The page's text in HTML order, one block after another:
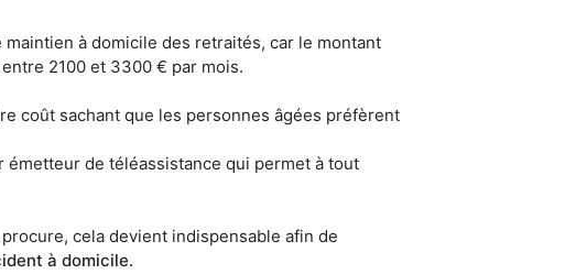
à domicile des retraités, car le montant
2100 et 3300 € par mois.
coût sachant que les personnes âgées préfèrent
de téléassistance qui permet à tout
cela devient indispensable afin de
à domicile.